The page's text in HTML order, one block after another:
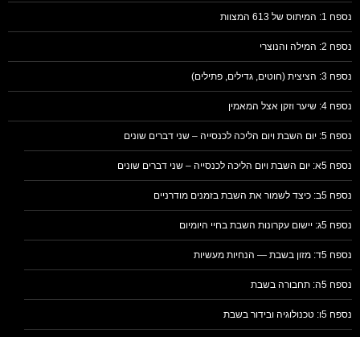
נספח 1: המיתוס של 613 המצוות
נספח 2: המילה והנוצרי
נספח 3: הציצית (חוטים, גדילים, פתילים)
נספח 4: שיער וזקן אצל המאמין
נספח 5: יום השבת ויום הליכה לכנסייה – שני דברים שונים
נספח 5א: יום השבת ויום הליכה לכנסייה – שני דברים שונים
נספח 5ב: כיצד לשמור את השבת בזמנים מודרניים
נספח 5ג: יישום עקרונות השבת בחיי היומיום
נספח 5ד: מזון בשבת — הנחיות מעשיות
נספח 5ה: תחבורה בשבת
נספח 5ו: טכנולוגיה ובידור בשבת